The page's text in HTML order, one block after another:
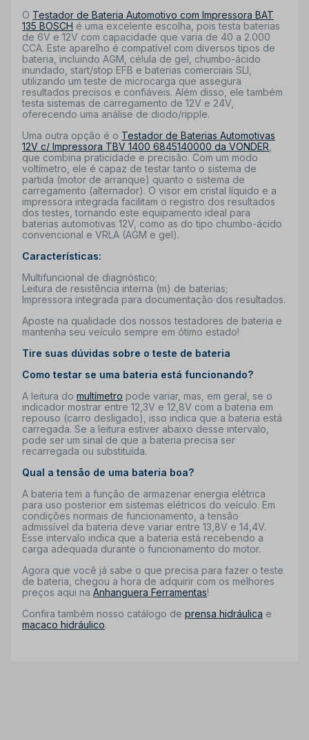
O Testador de Bateria Automotivo com Impressora BAT
135 BOSCH é uma excelente escolha, pois testa baterias
de 6V e 12V com capacidade que varia de 40 a 2.000
CCA. Este aparelho é compatível com diversos tipos de
bateria, incluindo AGM, célula de gel, chumbo-ácido
inundado, start/stop EFB e baterias comerciais SLI,
utilizando um teste de microcarga que assegura
resultados precisos e confiáveis. Além disso, ele também
testa sistemas de carregamento de 12V e 24V,
oferecendo uma análise de diodo/ripple.
Uma outra opção é o Testador de Baterias Automotivas
12V c/ Impressora TBV 1400 6845140000 da VONDER
que combina praticidade e precisão. Com um modo
voltímetro, ele é capaz de testar tanto o sistema de
partida (motor de arranque) quanto o sistema de
carregamento (alternador). O visor em cristal líquido e a
impressora integrada facilitam o registro dos resultados
dos testes, tornando este equipamento ideal para
baterias automotivas 12V, como as do tipo chumbo-ácido
convencional e VRLA (AGM e gel).
Características:
Multifuncional de diagnóstico;
Leitura de resistência interna (m) de baterias;
Impressora integrada para documentação dos resultados.
Aposte na qualidade dos nossos testadores de bateria e
mantenha seu veículo sempre em ótimo estado!
Tire suas dúvidas sobre o teste de bateria
Como testar se uma bateria está funcionando?
A leitura do multímetro pode variar, mas, em geral, se o
indicador mostrar entre 12,3V e 12,8V com a bateria em
repouso (carro desligado), isso indica que a bateria está
carregada. Se a leitura estiver abaixo desse intervalo,
pode ser um sinal de que a bateria precisa ser
recarregada ou substituída.
Qual a tensão de uma bateria boa?
A bateria tem a função de armazenar energia elétrica
para uso posterior em sistemas elétricos do veículo. Em
condições normais de funcionamento, a tensão
admissível da bateria deve variar entre 13,8V e 14,4V.
Esse intervalo indica que a bateria está recebendo a
carga adequada durante o funcionamento do motor.
Agora que você já sabe o que precisa para fazer o teste
de bateria, chegou a hora de adquirir com os melhores
preços aqui na Anhanguera Ferramentas!
Confira também nosso catálogo de prensa hidráulica e
macaco hidráulico.